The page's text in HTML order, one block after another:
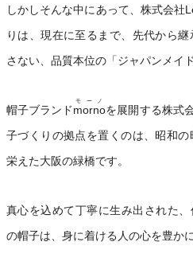
しかしそんな中にあって、株式会社
りは、現在に至るまで、先代から
さない、品質本位の「ジャパンメイ
帽子ブランドmorno
モーノ
を展開する株式
子づくりの拠点を置くのは、昭和
栄えた大阪の緑橋です。
真心を込めて丁寧に生み出された
の帽子は、身に着ける人の心を豊か